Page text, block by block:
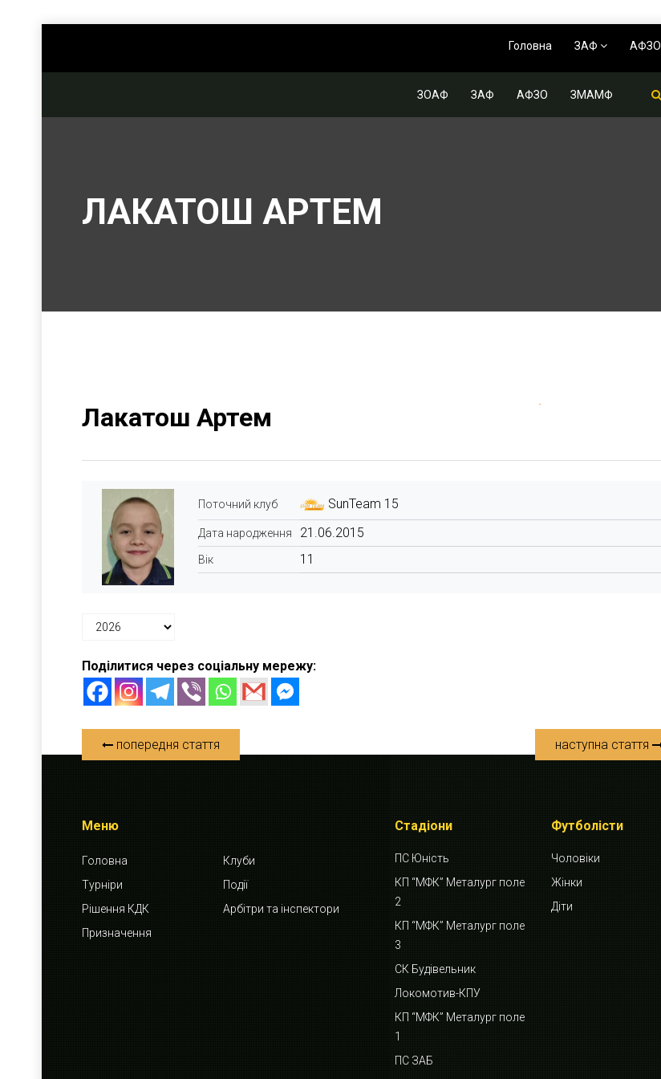
Головна ЗАФ АФЗО
ЗОАФ ЗАФ АФЗО ЗМАМФ
ЛАКАТОШ АРТЕМ
Лакатош Артем
Поточний клуб SunTeam 15
Дата народження 21.06.2015
Вік 11
Поділитися через соціальну мережу:
попередня стаття наступна стаття
Меню
Головна
Клуби
Турніри
Події
Рішення КДК
Арбітри та інспектори
Призначення
Стадіони
ПС Юність
КП “МФК” Металург поле
2
КП “МФК” Металург поле
3
СК Будівельник
Локомотив-КПУ
КП “МФК” Металург поле
1
ПС ЗАБ
Футболісти
Чоловіки
Жінки
Діти